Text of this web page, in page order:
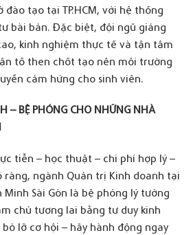
đào tạo tại TP.HCM, với hệ thống
bài bản. Đặc biệt, đội ngũ giảng
kinh nghiệm thực tế và tận tâm
tố then chốt tạo nên môi trường
cảm hứng cho sinh viên.
– BỆ PHÓNG CHO NHỮNG NHÀ
tiễn – học thuật – chi phí hợp lý –
ràng, ngành Quản trị Kinh doanh tại
Minh Sài Gòn là bệ phóng lý tưởng
chủ tương lai bằng tư duy kinh
lỡ cơ hội – hãy hành động ngay